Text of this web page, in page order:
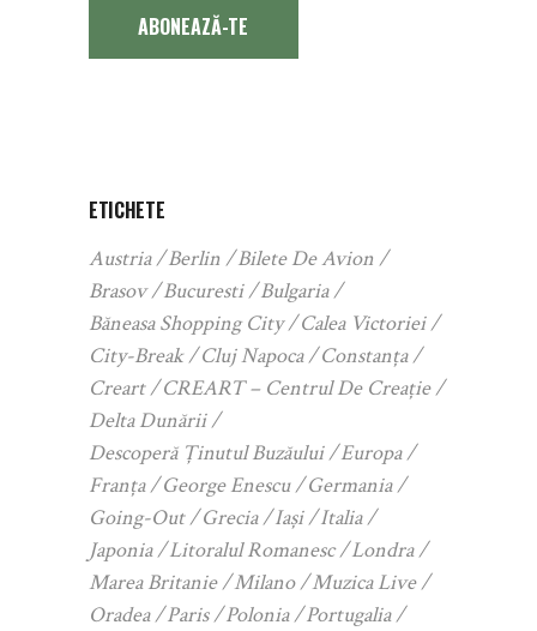
ABONEAZĂ-TE
ETICHETE
Austria Berlin
Bilete De Avion
Brasov
Bucuresti
Bulgaria
Băneasa Shopping City
Calea Victoriei
City-Break
Cluj Napoca
Constanța
Creart
CREART – Centrul De Creație
Delta Dunării
Descoperă Ținutul Buzăului
Europa
Franța
George Enescu
Germania
Going-Out
Grecia Iași
Italia
Japonia
Litoralul Romanesc
Londra
Marea Britanie
Milano
Muzica Live
Oradea
Paris Polonia
Portugalia